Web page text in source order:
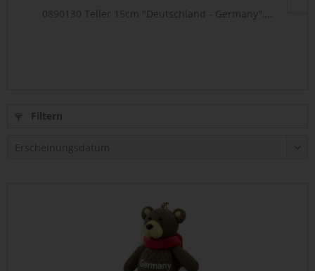
0890130 Teller 15cm "Deutschland - Germany",...
Filtern